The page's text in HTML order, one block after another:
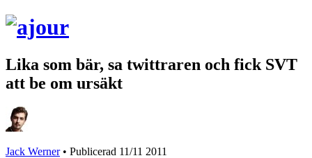
Lika som bär, sa twittraren och fick SVT
att be om ursäkt
Jack Werner• Publicerad 11/11 2011